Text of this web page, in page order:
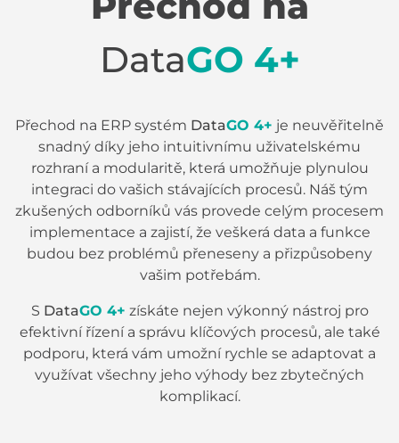
DataGO 4+
Přechod na ERP systém DataGO 4+ je neuvěřitelně
snadný díky jeho intuitivnímu uživatelskému
rozhraní a modularitě, která umožňuje plynulou
integraci do vašich stávajících procesů. Náš tým
zkušených odborníků vás provede celým procesem
implementace a zajistí, že veškerá data a funkce
budou bez problémů přeneseny a přizpůsobeny
vašim potřebám.
S DataGO 4+ získáte nejen výkonný nástroj pro
efektivní řízení a správu klíčových procesů, ale také
podporu, která vám umožní rychle se adaptovat a
využívat všechny jeho výhody bez zbytečných
komplikací.